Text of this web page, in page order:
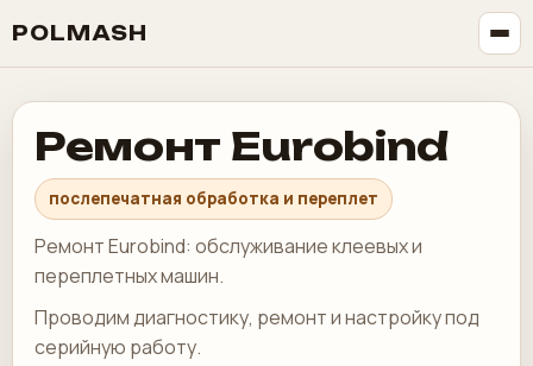
POLMASH
Ремонт Eurobind
послепечатная обработка и переплет
Ремонт Eurobind: обслуживание клеевых и
переплетных машин.
Проводим диагностику, ремонт и настройку под
серийную работу.